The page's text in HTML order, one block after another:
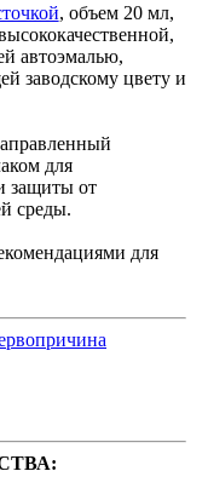
, объем 20 мл,
автоэмалью,
заводскому цвету и
для
защиты от
среды.
для